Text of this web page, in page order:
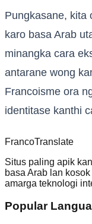
Pungkasane, kita
karo basa Arab
minangka cara
antarane wong
Francoisme ora
identitase kanthi
FrancoTranslate
Situs paling apik
basa Arab lan
amarga teknologi
Popular